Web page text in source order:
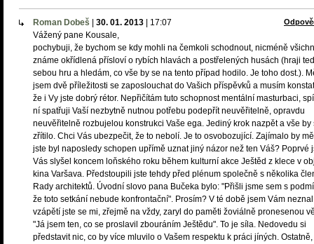
Roman Dobeš 30. 01. 2013 17:07
Vážený pane Kousale,
pochybuji, že bychom se kdy mohli na čemkoli schodnout, nicméně
známe okřídlená přísloví o rybích hlavách a postřelených husách (hraji
sebou hru a hledám, co vše by se na tento případ hodilo. Je toho dost.).
jsem dvě příležitosti se zaposlouchat do Vašich příspěvků a musím
že i Vy jste dobrý rétor. Nepřičítám tuto schopnost mentální masturbaci,
ní spatřuji Vaší nezbytně nutnou potřebu podepřít neuvěřitelně, opravdu
neuvěřitelně rozbujelou konstrukci Vaše ega. Jediný krok nazpět a vše by
zřítilo. Chci Vás ubezpečit, že to nebolí. Je to osvobozující. Zajímalo by
jste byl naposledy schopen upřímě uznat jiný názor než ten Váš? Poprvé
Vás slyšel koncem loňského roku během kulturní akce Ještěd z klece v
kina Varšava. Předstoupili jste tehdy před plénum společně s několika
Rady architektů. Úvodní slovo pana Bučeka bylo: "Přišli jsme sem s
že toto setkání nebude konfrontační". Prosím? V té době jsem Vám
vzápětí jste se mi, zřejmě na vždy, zaryl do paměti žoviálně pronesenou
"Já jsem ten, co se proslavil zbouráním Ještědu". To je síla. Nedovedu si
představit nic, co by více mluvilo o Vašem respektu k práci jíných. Ostatně,